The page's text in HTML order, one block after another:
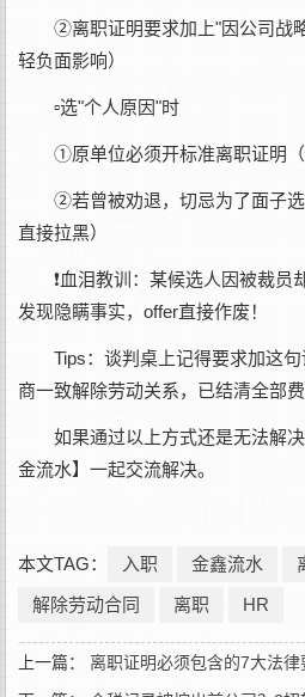
②离职证明要求加上"因公司战略
轻负面影响）
▫️选"个人原因"时
①原单位必须开标准离职证明（
②若曾被劝退，切忌为了面子选"
直接拉黑）
❗血泪教训：某候选人因被裁员
发现隐瞒事实，offer直接作废！
Tips：谈判桌上记得要求加这句
商一致解除劳动关系，已结清全部
如果通过以上方式还是无法解决
金流水】一起交流解决。
本文TAG： 入职 金鑫流水
解除劳动合同
离职 HR
上一篇： 离职证明必须包含的7大法律